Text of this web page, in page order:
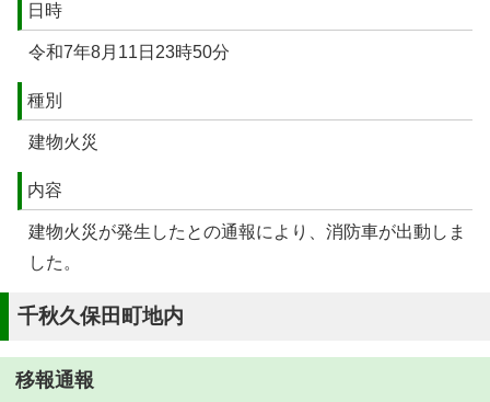
日時
令和7年8月11日23時50分
種別
建物火災
内容
建物火災が発生したとの通報により、消防車が出動しま
した。
千秋久保田町地内
移報通報